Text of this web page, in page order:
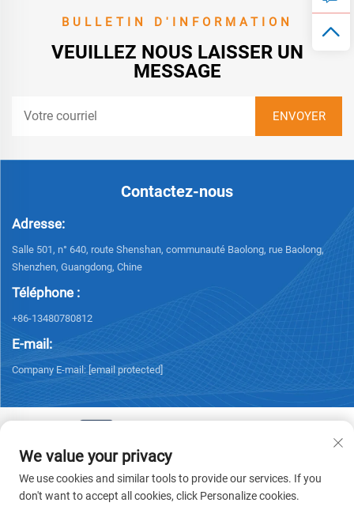
BULLETIN D'INFORMATION
VEUILLEZ NOUS LAISSER UN
MESSAGE
Contactez-nous
Adresse:
Salle 501, n° 640, route Shenshan, communauté Baolong, rue Baolong,
Shenzhen, Guangdong, Chine
Téléphone :
+86-13480780812
E-mail:
Company E-mail: [email protected]
Droits d'auteur © 2026 Chisung Intelligence Technology (Shenzhen) Co.,
Limited. Tous droits réservés. - Politique de confidentialité
We value your privacy
We use cookies and similar tools to provide our services. If you
don't want to accept all cookies, click Personalize cookies.